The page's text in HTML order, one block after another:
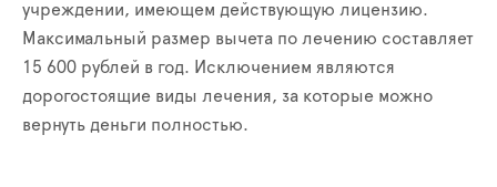
учреждении, имеющем действующую лицензию.
Максимальный размер вычета по лечению составляет
15 600 рублей в год. Исключением являются
дорогостоящие виды лечения, за которые можно
вернуть деньги полностью.